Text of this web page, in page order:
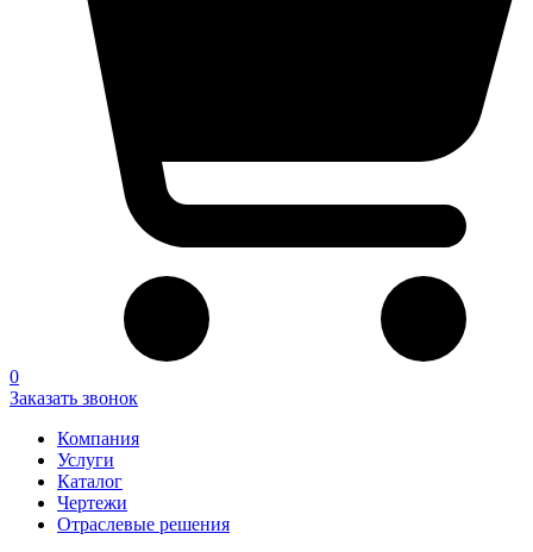
0
Заказать звонок
Компания
Услуги
Каталог
Чертежи
Отраслевые решения